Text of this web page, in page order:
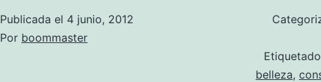
Publicada el 4 junio, 2012
Por boommaster
belleza,